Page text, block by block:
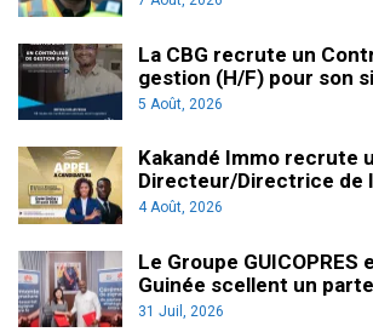
La CBG recrute un
gestion (H/F) pour son
5 Août, 2026
Kakandé Immo recrute
Directeur/Directrice de
4 Août, 2026
Le Groupe GUICOPRES
Guinée scellent un
31 Juil, 2026